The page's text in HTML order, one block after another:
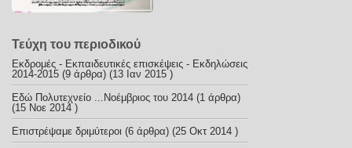
Τεύχη του περιοδικού
Εκδρομές - Εκπαιδευτικές επισκέψεις - Εκδηλώσεις
2014-2015 (9 άρθρα) (13 Ιαν 2015 )
Εδώ Πολυτεχνείο ...Νοέμβριος του 2014 (1 άρθρα)
(15 Νοε 2014 )
Επιστρέψαμε δριμύτεροι (6 άρθρα) (25 Οκτ 2014 )